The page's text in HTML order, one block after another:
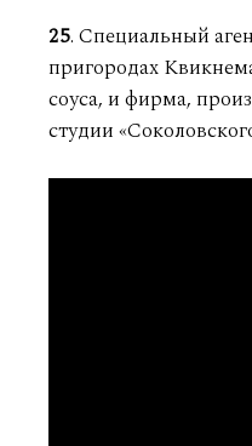
25. Специальный
пригородах
соуса, и фирма,
студии